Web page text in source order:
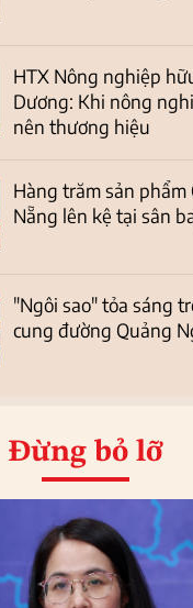
HTX Nông nghiệp
Dương: Khi nông
nên thương hiệu
Hàng trăm sản phẩm
Nẵng lên kệ tại sân
"Ngôi sao" tỏa sáng
cung đường Quảng
Đừng bỏ lỡ